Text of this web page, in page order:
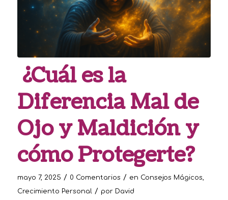
¿Cuál es la
Diferencia Mal de
Ojo y Maldición y
cómo Protegerte?
mayo 7, 2025 / 0 Comentarios / en Consejos Mágicos
Crecimiento Personal / por David